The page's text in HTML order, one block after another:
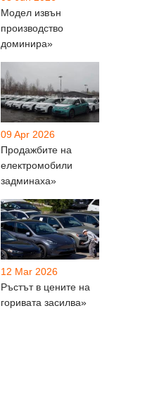
Модел извън
производство
доминира»
09 Apr 2026
Продажбите на
електромобили
задминаха»
12 Mar 2026
Ръстът в цените на
горивата засилва»